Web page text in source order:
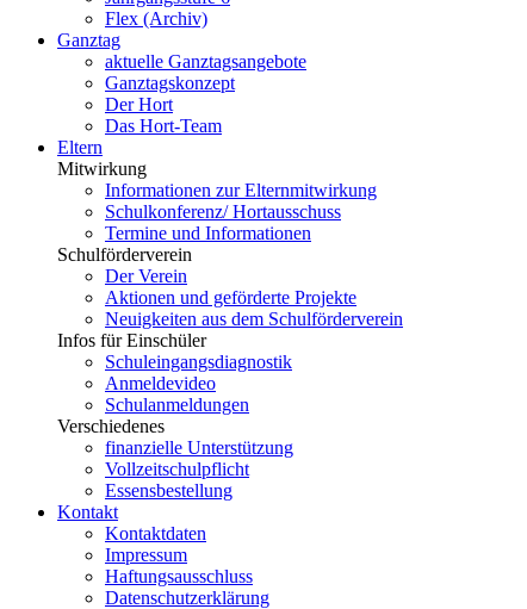
Flex (Archiv)
Ganztag
aktuelle Ganztagsangebote
Ganztagskonzept
Der Hort
Das Hort-Team
Eltern
Mitwirkung
Informationen zur Elternmitwirkung
Schulkonferenz/ Hortausschuss
Termine und Informationen
Schulförderverein
Der Verein
Aktionen und geförderte Projekte
Neuigkeiten aus dem Schulförderverein
Infos für Einschüler
Schuleingangsdiagnostik
Anmeldevideo
Schulanmeldungen
Verschiedenes
finanzielle Unterstützung
Vollzeitschulpflicht
Essensbestellung
Kontakt
Kontaktdaten
Impressum
Haftungsausschluss
Datenschutzerklärung